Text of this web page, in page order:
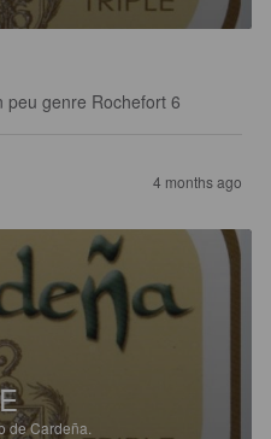
peu genre Rochefort 6
4 months ago
de Cardeña.